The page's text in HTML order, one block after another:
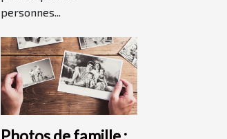
personnes...